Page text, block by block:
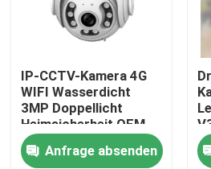
Zu Hause
Produkte
IP-CCTV-Kamera 4G
WIFI Wasserdicht
3MP Doppellicht
Heimsicherheit OEM
drahtlose WLAN-
KameraAnfrage absenden